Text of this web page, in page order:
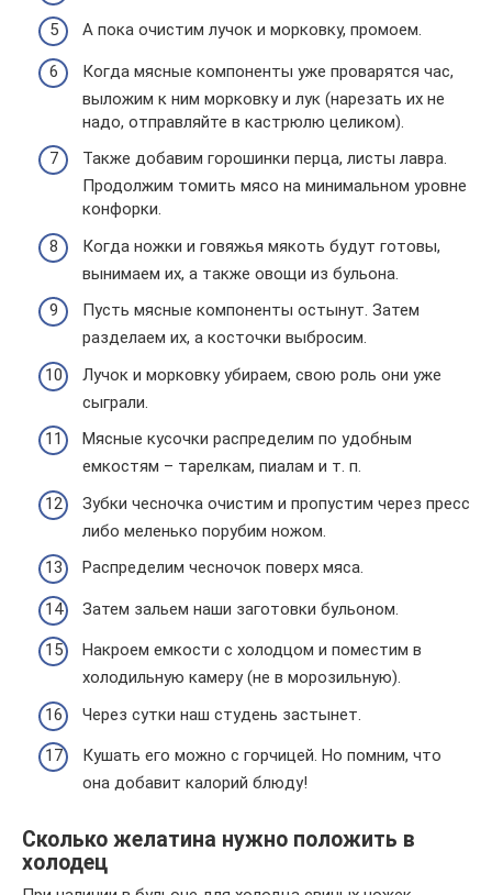
А пока очистим лучок и морковку, промоем.
Когда мясные компоненты уже проварятся час,
выложим к ним морковку и лук (нарезать их не
надо, отправляйте в кастрюлю целиком).
Также добавим горошинки перца, листы лавра.
Продолжим томить мясо на минимальном уровне
конфорки.
Когда ножки и говяжья мякоть будут готовы,
вынимаем их, а также овощи из бульона.
Пусть мясные компоненты остынут. Затем
разделаем их, а косточки выбросим.
Лучок и морковку убираем, свою роль они уже
сыграли.
Мясные кусочки распределим по удобным
емкостям – тарелкам, пиалам и т. п.
Зубки чесночка очистим и пропустим через пресс
либо меленько порубим ножом.
Распределим чесночок поверх мяса.
Затем зальем наши заготовки бульоном.
Накроем емкости с холодцом и поместим в
холодильную камеру (не в морозильную).
Через сутки наш студень застынет.
Кушать его можно с горчицей. Но помним, что
она добавит калорий блюду!
Сколько желатина нужно положить в
холодец